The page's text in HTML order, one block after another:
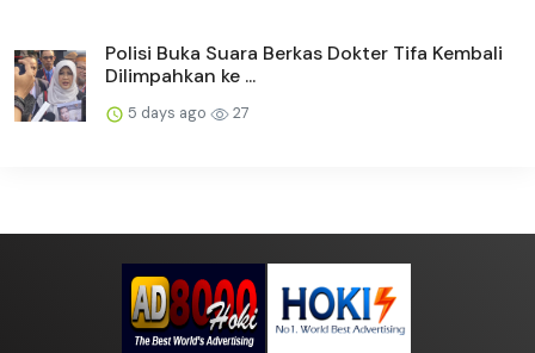
Polisi Buka Suara Berkas Dokter Tifa Kembali
Dilimpahkan ke ...
5 days ago 27